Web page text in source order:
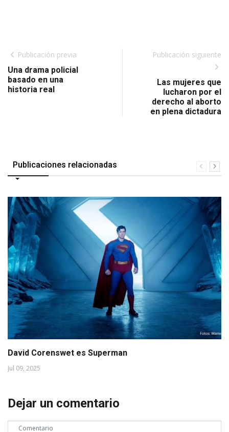
Publicación previa
Una drama policial
basado en una
historia real
Publicación siguiente
Las mujeres que
lucharon por el
derecho al aborto
en plena dictadura
Publicaciones relacionadas
David Corenswet es Superman
Jul 09, 2025
Dejar un comentario